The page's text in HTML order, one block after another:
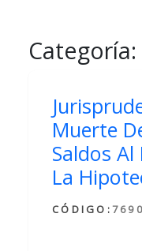
Categoría:
Muerte
Saldos
La
CÓDIGO: 7690